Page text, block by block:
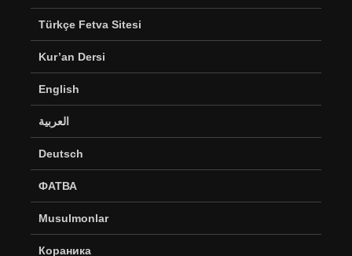
Türkçe Fetva Sitesi
Kur’an Dersi
English
العربية
Deutsch
ФАТВА
Musulmonlar
Кораника